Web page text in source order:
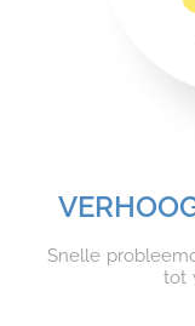
Snelle
tot